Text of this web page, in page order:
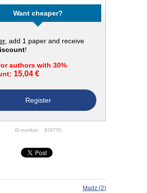
Want cheaper?
, add 1 paper and receive
!
authors with 30%
15,04 €
Register
ID number: 828755
Madz (2)